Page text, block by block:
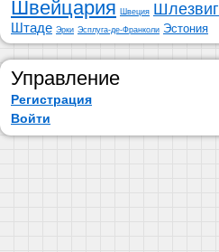
Швейцария Швеция Шлезвиг
Штаде Эрки Эсплуга-де-Франколи Эстония
Управление
Регистрация
Войти